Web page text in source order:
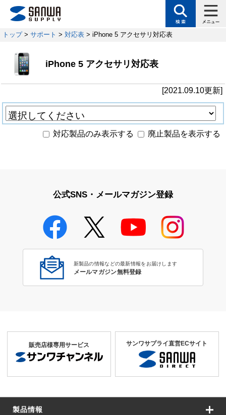
トップ> サポート > 対応表 > iPhone 5 アクセサリ対応表
iPhone 5 アクセサリ対応表
[2021.09.10更新]
対応製品のみ表示する 廃止製品を表示する
公式SNS・メールマガジン登録
新製品の情報などの最新情報をお届けします
メールマガジン無料登録
販売店様専用サービス サンワサプライ直営ECサイト
製品情報